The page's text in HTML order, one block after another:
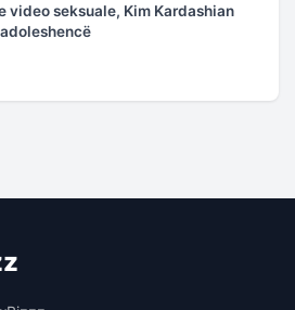
video seksuale, Kim Kardashian